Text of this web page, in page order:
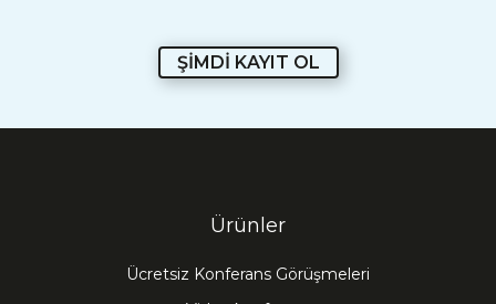
ŞİMDİ KAYIT OL
Ürünler
Ücretsiz Konferans Görüşmeleri